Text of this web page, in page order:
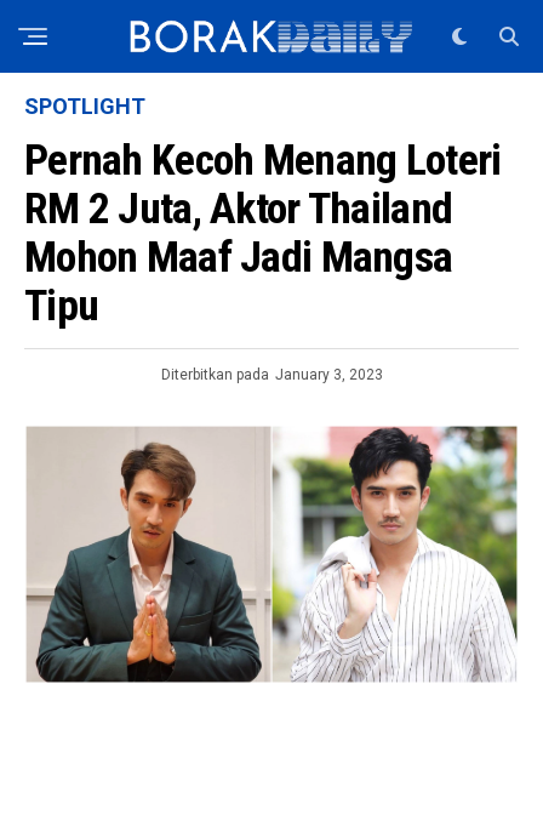
SPOTLIGHT
Pernah Kecoh Menang Loteri
RM 2 Juta, Aktor Thailand
Mohon Maaf Jadi Mangsa
Tipu
Diterbitkan pada January 3, 2023